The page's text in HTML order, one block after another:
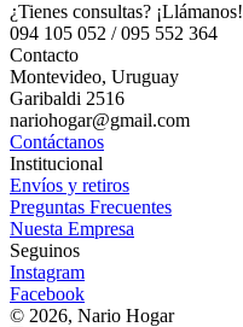
¿Tienes consultas? ¡Llámanos!
094 105 052 / 095 552 364
Contacto
Montevideo, Uruguay
Garibaldi 2516
nariohogar@gmail.com
Contáctanos
Institucional
Envíos y retiros
Preguntas Frecuentes
Nuesta Empresa
Seguinos
Instagram
Facebook
© 2026, Nario Hogar